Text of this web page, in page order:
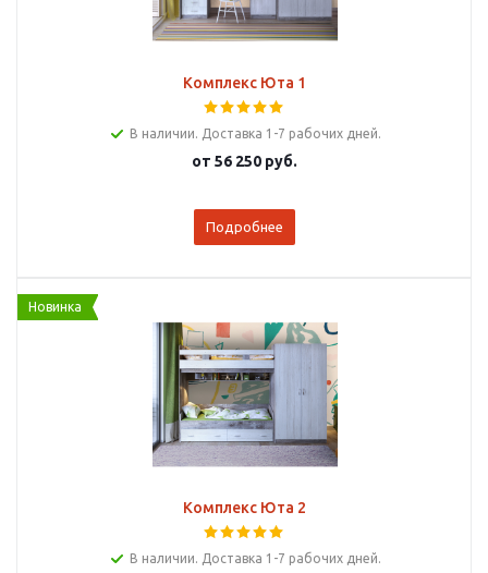
Комплекс Юта 1
В наличии. Доставка 1-7 рабочих дней.
от 56 250 руб.
Подробнее
Новинка
Комплекс Юта 2
В наличии. Доставка 1-7 рабочих дней.